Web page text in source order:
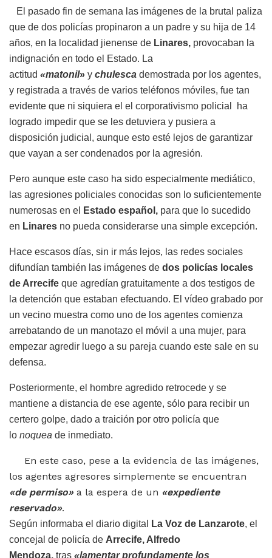
El pasado fin de semana las imágenes de la brutal paliza
que de dos policías propinaron a un padre y su hija de 14
años, en la localidad jienense de Linares, provocaban la
indignación en todo el Estado. La
actitud «matonil» y chulesca demostrada por los agentes,
y registrada a través de varios teléfonos móviles, fue tan
evidente que ni siquiera el el corporativismo policial ha
logrado impedir que se les detuviera y pusiera a
disposición judicial, aunque esto esté lejos de garantizar
que vayan a ser condenados por la agresión.
Pero aunque este caso ha sido especialmente mediático,
las agresiones policiales conocidas son lo suficientemente
numerosas en el
Estado español, para que lo sucedido
en Linares no pueda considerarse una simple excepción.
Hace escasos días, sin ir más lejos, las redes sociales
difundían también las imágenes de dos policías locales
de Arrecife que agredían gratuitamente a dos testigos de
la detención que estaban efectuando. El vídeo grabado por
un vecino muestra como uno de los agentes comienza
arrebatando de un manotazo el móvil a una mujer, para
empezar agredir luego a su pareja cuando este sale en su
defensa.
Posteriormente, el hombre agredido retrocede y se
mantiene a distancia de ese agente, sólo para recibir un
certero golpe, dado a traición por otro policía que
lo noquea de inmediato.
En este caso, pese a la evidencia de las imágenes,
los agentes agresores simplemente se encuentran
«de permiso» a la espera de un «expediente
reservado».
Según informaba el diario digital La Voz de Lanzarote, el
concejal de policía de Arrecife, Alfredo
Mendoza, tras «lamentar profundamente los